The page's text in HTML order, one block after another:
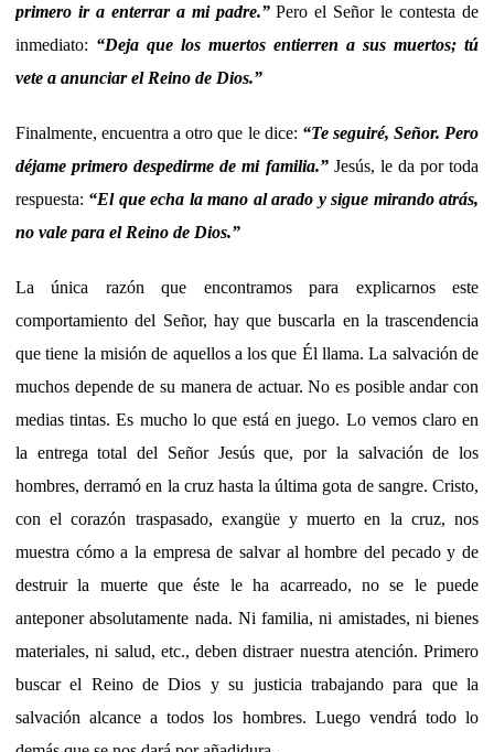
primero ir a enterrar a mi padre.”Pero el Señor le contesta de
inmediato: “Deja que los muertos entierren a sus muertos; tú
vete a anunciar el Reino de Dios.”
Finalmente, encuentra a otro que le dice: “Te seguiré, Señor. Pero
déjame primero despedirme de mi familia.”Jesús, le da por toda
respuesta: “El que echa la mano al arado y sigue mirando atrás,
no vale para el Reino de Dios.”
La única razón que encontramos para explicarnos este
comportamiento del Señor, hay que buscarla en la trascendencia
que tiene la misión de aquellos a los que Él llama. La salvación de
muchos depende de su manera de actuar. No es posible andar con
medias tintas. Es mucho lo que está en juego. Lo vemos claro en
la entrega total del Señor Jesús que, por la salvación de los
hombres, derramó en la cruz hasta la última gota de sangre. Cristo,
con el corazón traspasado, exangüe y muerto en la cruz, nos
muestra cómo a la empresa de salvar al hombre del pecado y de
destruir la muerte que éste le ha acarreado, no se le puede
anteponer absolutamente nada. Ni familia, ni amistades, ni bienes
materiales, ni salud, etc., deben distraer nuestra atención. Primero
buscar el Reino de Dios y su justicia trabajando para que la
salvación alcance a todos los hombres. Luego vendrá todo lo